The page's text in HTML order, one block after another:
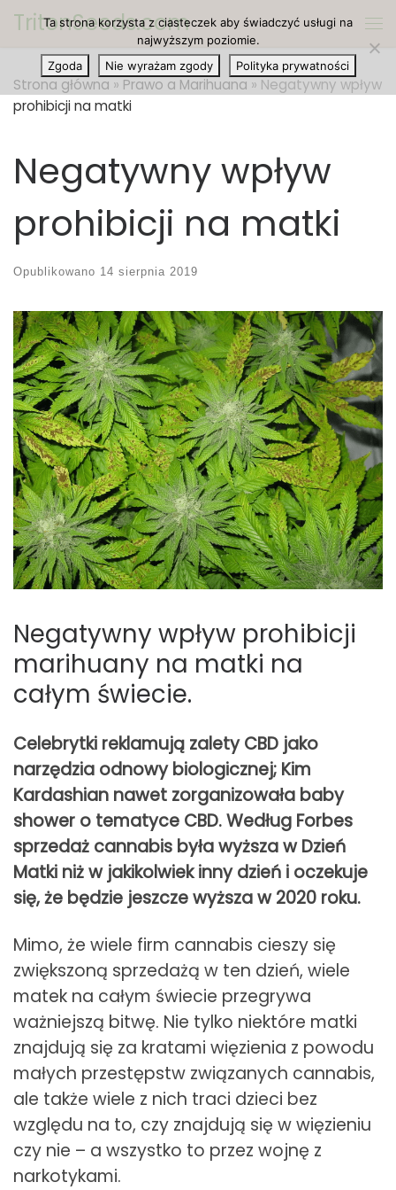
Przejdź do treści
TritonSeeds.com
Strona główna » Prawo a Marihuana » Negatywny wpływ
prohibicji na matki
Negatywny wpływ
prohibicji na matki
Opublikowano 14 sierpnia 2019
Negatywny wpływ prohibicji
marihuany na matki na
całym świecie.
Celebrytki reklamują zalety CBD jako
narzędzia odnowy biologicznej; Kim
Kardashian nawet zorganizowała baby
shower o tematyce CBD. Według Forbes
sprzedaż cannabis była wyższa w Dzień
Matki niż w jakikolwiek inny dzień i oczekuje
się, że będzie jeszcze wyższa w 2020 roku.
Mimo, że wiele firm cannabis cieszy się
zwiększoną sprzedażą w ten dzień, wiele
matek na całym świecie przegrywa
ważniejszą bitwę. Nie tylko niektóre matki
znajdują się za kratami więzienia z powodu
małych przestępstw związanych cannabis,
ale także wiele z nich traci dzieci bez
względu na to, czy znajdują się w więzieniu
czy nie – a wszystko to przez wojnę z
narkotykami.
Ta strona korzysta z ciasteczek aby świadczyć usługi na
najwyższym poziomie.
Zgoda
Nie wyrażam zgody Polityka prywatności